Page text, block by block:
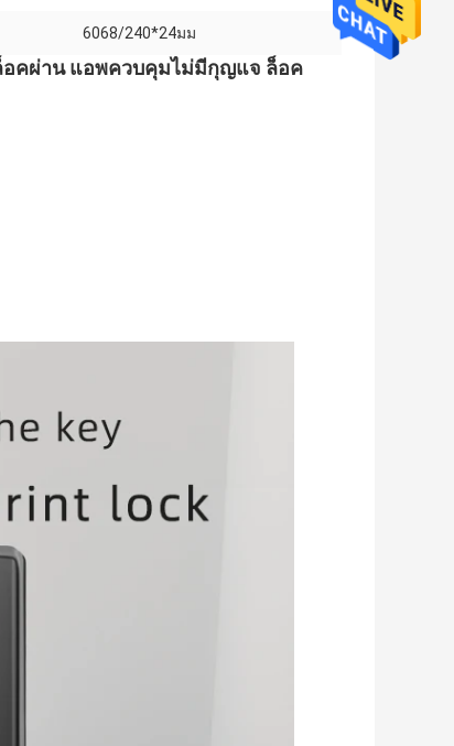
6068/240*24มม
อคผ่าน แอพควบคุมไม่มีกุญแจ ล็อค